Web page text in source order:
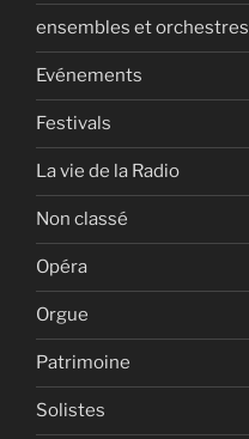
ensembles et orchestres
Evénements
Festivals
La vie de la Radio
Non classé
Opéra
Orgue
Patrimoine
Solistes